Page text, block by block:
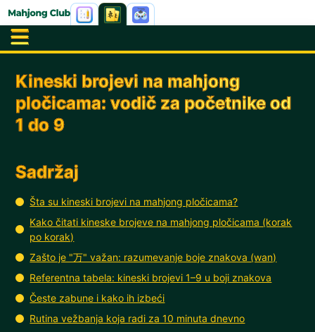
Kineski brojevi na mahjong
pločicama: vodič za početnike od
1 do 9
Sadržaj
Šta su kineski brojevi na mahjong pločicama?
Kako čitati kineske brojeve na mahjong pločicama (korak
po korak)
Zašto je "万" važan: razumevanje boje znakova (wan)
Referentna tabela: kineski brojevi 1–9 u boji znakova
Česte zabune i kako ih izbeći
Rutina vežbanja koja radi za 10 minuta dnevno